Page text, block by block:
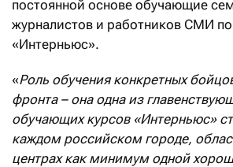
постоянной основе обучающие
журналистов и работников СМИ
«Интерньюс».
«Роль обучения конкретных
фронта – она одна из
обучающих курсов «Интерньюс»
каждом российском городе,
центрах как минимум одной